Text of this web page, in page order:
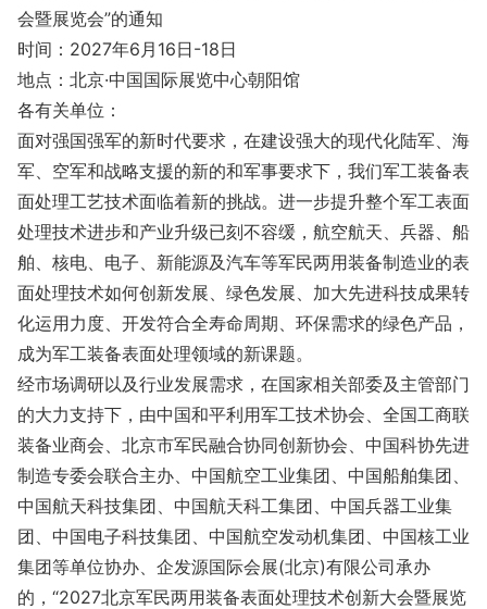
会暨展览会”的通知
时间：2027年6月16日-18日
地点：北京·中国国际展览中心朝阳馆
各有关单位：
面对强国强军的新时代要求，在建设强大的现代化陆军、海
军、空军和战略支援的新的和军事要求下，我们军工装备表
面处理工艺技术面临着新的挑战。进一步提升整个军工表面
处理技术进步和产业升级已刻不容缓，航空航天、兵器、船
舶、核电、电子、新能源及汽车等军民两用装备制造业的表
面处理技术如何创新发展、绿色发展、加大先进科技成果转
化运用力度、开发符合全寿命周期、环保需求的绿色产品，
成为军工装备表面处理领域的新课题。
经市场调研以及行业发展需求，在国家相关部委及主管部门
的大力支持下，由中国和平利用军工技术协会、全国工商联
装备业商会、北京市军民融合协同创新协会、中国科协先进
制造专委会联合主办、中国航空工业集团、中国船舶集团、
中国航天科技集团、中国航天科工集团、中国兵器工业集
团、中国电子科技集团、中国航空发动机集团、中国核工业
集团等单位协办、企发源国际会展(北京)有限公司承办
的，“2027北京军民两用装备表面处理技术创新大会暨展览